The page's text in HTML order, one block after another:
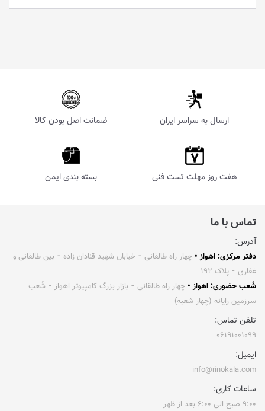
ارسال به سراسر ایران ضمانت اصل بودن کالا
هفت روز مهلت تست فنی بسته بندی ایمن
تماس با ما
آدرس:
دفتر مرکزی: اهواز • چهار راه طالقانی ⁃ خیابان شهید قنادان زاده ⁃ بین طالقانی و
غفاری ⁃ پلاک ۱۹۲
شُعب حضوری: اهواز • چهار راه طالقانی ⁃ بازار بزرگ کامپیوتر اهواز ⁃ شُعب
سرزمین رایانه (چهار شعبه)
تلفن تماس:
۰۶۱۹۱۰۰۱۰۹۹
ایمیل:
info@rinokala.com
ساعات کاری:
۹:۰۰ صبح الی ۶:۰۰ بعد از ظهر